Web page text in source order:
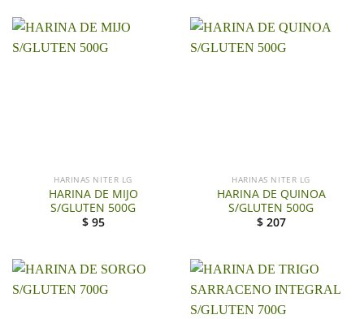
HARINAS NITER LG
HARINA DE MIJO
S/GLUTEN 500G
$ 95
HARINAS NITER LG
HARINA DE QUINOA
S/GLUTEN 500G
$ 207